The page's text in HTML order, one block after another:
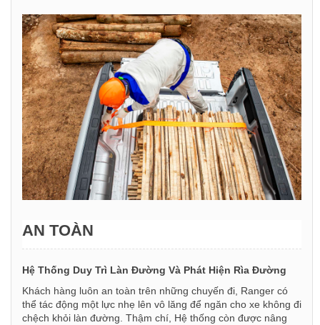
AN TOÀN
Hệ Thống Duy Trì Làn Đường Và Phát Hiện Rìa Đường
Khách hàng luôn an toàn trên những chuyến đi, Ranger có
thể tác động một lực nhẹ lên vô lăng để ngăn cho xe không đi
chệch khỏi làn đường. Thậm chí, Hệ thống còn được nâng